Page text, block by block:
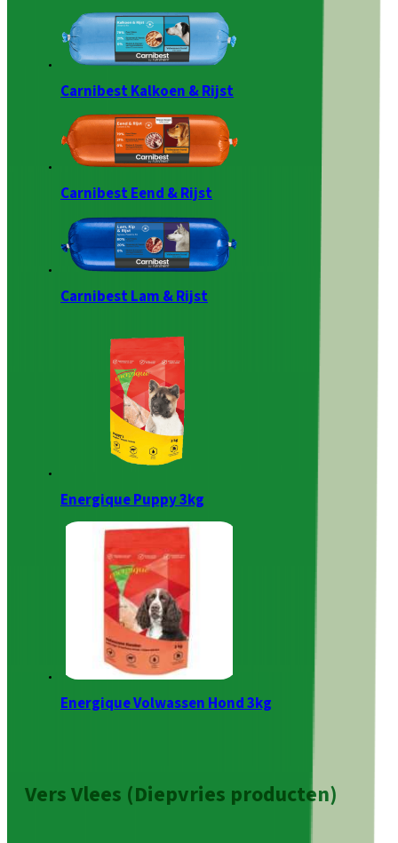
Carnibest Kalkoen & Rijst
Carnibest Eend & Rijst
Carnibest Lam & Rijst
Energique Puppy 3kg
Energique Volwassen Hond 3kg
Vers Vlees (Diepvries producten)